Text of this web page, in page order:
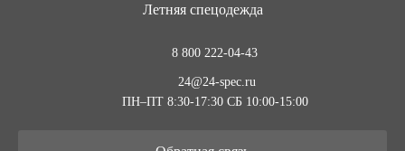
Летняя спецодежда
8 800 222-04-43
24@24-spec.ru
ПН–ПТ 8:30-17:30 СБ 10:00-15:00